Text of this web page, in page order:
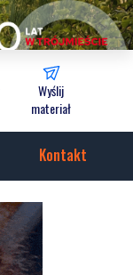
Wyślij
materiał
Kontakt